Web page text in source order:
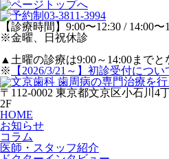
【診療時間】9:00〜12:30 / 14:00〜
※金曜、日祝休診
▲ 土曜の診療は9:00～14:00までと
※
【2026/3/21～】初診受付につい
〒112-0002 東京都文京区小石川4
2F
HOME
お知らせ
コラム
医師・スタッフ紹介